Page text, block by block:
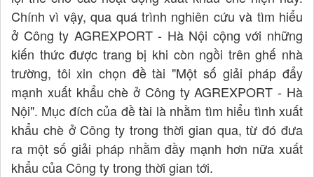
Chính vì vậy, qua quá trình nghiên cứu và tìm hiểu
ở Công ty AGREXPORT - Hà Nội cộng với những
kiến thức được trang bị khi còn ngồi trên ghế nhà
trường, tôi xin chọn đề tài "Một số giải pháp đẩy
mạnh xuất khẩu chè ở Công ty AGREXPORT - Hà
Nội". Mục đích của đề tài là nhằm tìm hiểu tình xuất
khẩu chè ở Công ty trong thời gian qua, từ đó đưa
ra một số giải pháp nhằm đầy mạnh hơn nữa xuất
khẩu của Công ty trong thời gian tới.